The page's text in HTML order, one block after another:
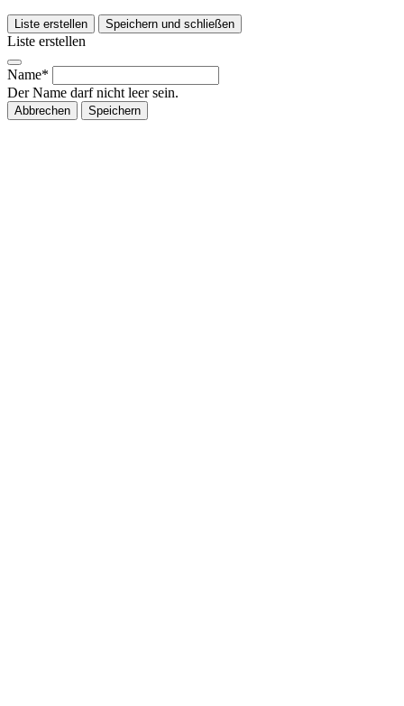
Liste erstellen Speichern und schließen
Liste erstellen
Name*
Der Name darf nicht leer sein.
Abbrechen Speichern